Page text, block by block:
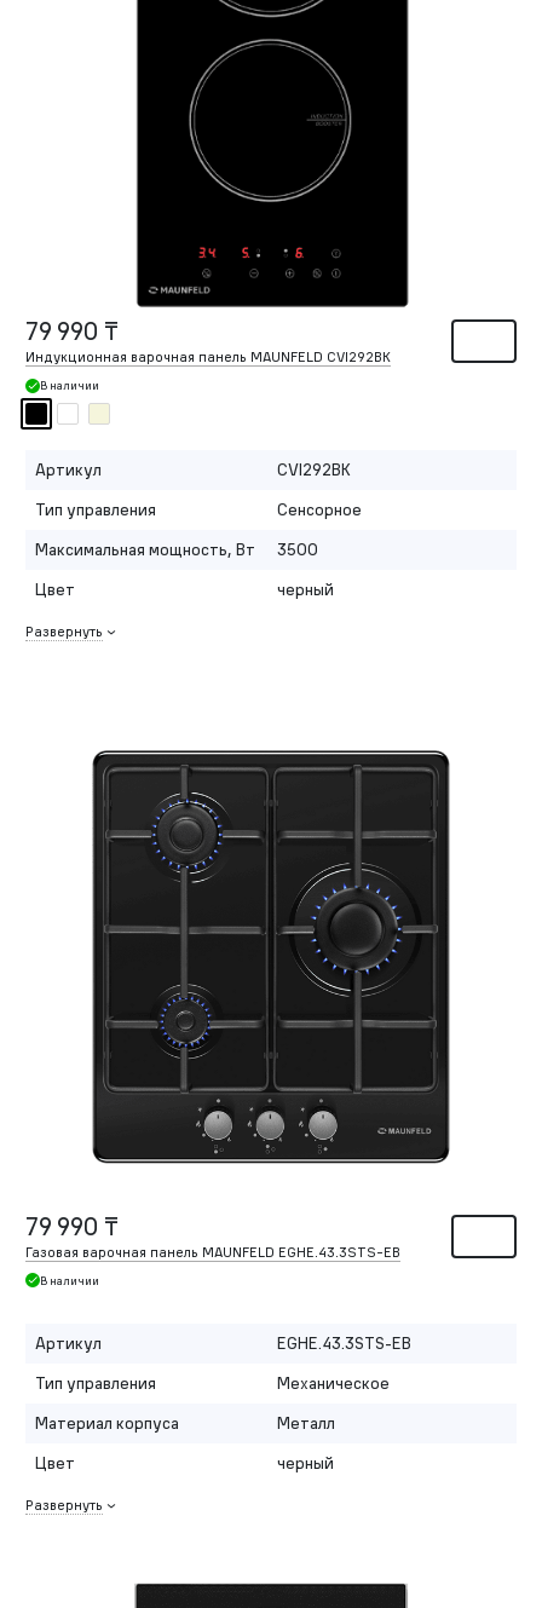
79 990 ₸
Индукционная варочная панель MAUNFELD CVI292BK
В наличии
Артикул
CVI292BK
Тип управления
Сенсорное
Максимальная мощность, Вт
3500
Цвет
черный
Развернуть
79 990 ₸
Газовая варочная панель MAUNFELD EGHE.43.3STS-EB
В наличии
Артикул
EGHE.43.3STS-EB
Тип управления
Механическое
Материал корпуса
Металл
Цвет
черный
Развернуть